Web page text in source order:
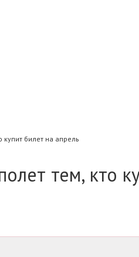
купит билет на апрель
тем, кто